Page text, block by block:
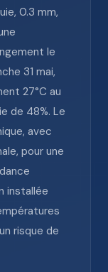
0.3 mm,
le
31 mai,
27°C au
de 48%. Le
avec
pour une
installée
risque de